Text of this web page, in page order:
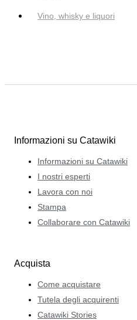
Vino, whisky e liquori
Informazioni su Catawiki
Informazioni su Catawiki
I nostri esperti
Lavora con noi
Stampa
Collaborare con Catawiki
Acquista
Come acquistare
Tutela degli acquirenti
Catawiki Stories